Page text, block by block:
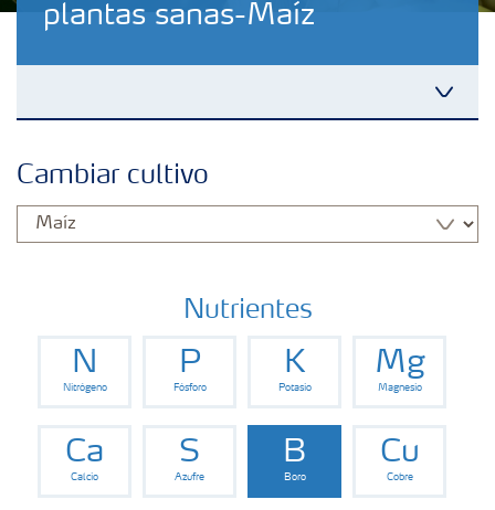
plantas sanas-Maíz
Productos
Portafolio de Agricultura Digital
Almacenaje y manejo de fertilizantes
Cultivos
Cambiar cultivo
Nutrientes
N
Nitrógeno
P
Fósforo
K
Potasio
Mg
Magnesio
Ca
Calcio
S
Azufre
B
Boro
Cu
Cobre